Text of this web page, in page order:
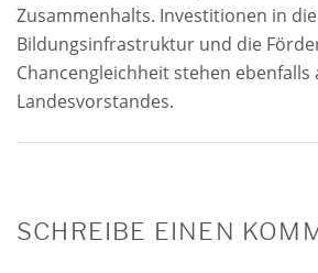
Zusammenhalts. Investitionen in die
Bildungsinfrastruktur und die
Chancengleichheit stehen ebenfalls
Landesvorstandes.
SCHREIBE EINEN